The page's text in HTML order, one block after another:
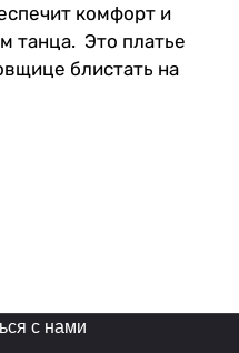
комфорт и
танца. Это платье
блистать на
с нами